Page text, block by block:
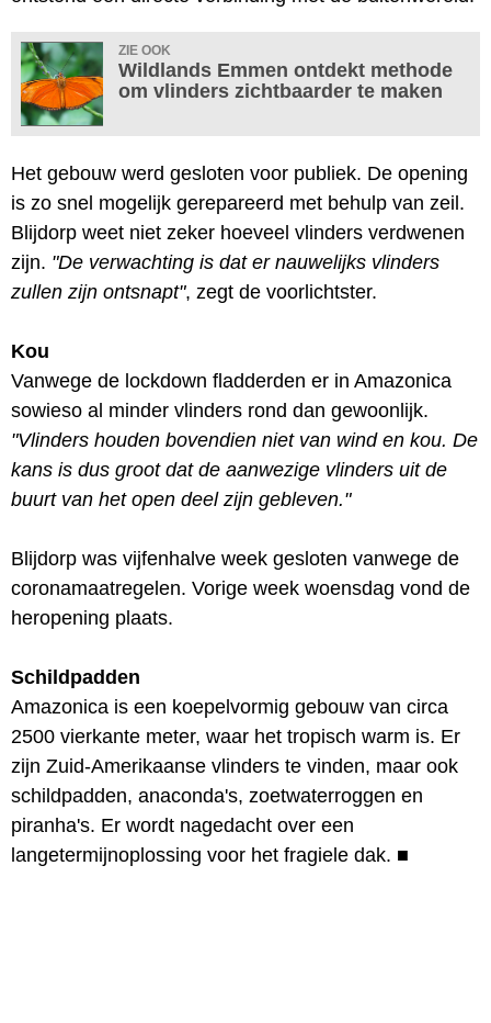
ZIE OOK
Wildlands Emmen ontdekt methode
om vlinders zichtbaarder te maken
Het gebouw werd gesloten voor publiek. De opening
is zo snel mogelijk gerepareerd met behulp van zeil.
Blijdorp weet niet zeker hoeveel vlinders verdwenen
zijn. "De verwachting is dat er nauwelijks vlinders
zullen zijn ontsnapt", zegt de voorlichtster.
Kou
Vanwege de lockdown fladderden er in Amazonica
sowieso al minder vlinders rond dan gewoonlijk.
"Vlinders houden bovendien niet van wind en kou. De
kans is dus groot dat de aanwezige vlinders uit de
buurt van het open deel zijn gebleven."
Blijdorp was vijfenhalve week gesloten vanwege de
coronamaatregelen. Vorige week woensdag vond de
heropening plaats.
Schildpadden
Amazonica is een koepelvormig gebouw van circa
2500 vierkante meter, waar het tropisch warm is. Er
zijn Zuid-Amerikaanse vlinders te vinden, maar ook
schildpadden, anaconda's, zoetwaterroggen en
piranha's. Er wordt nagedacht over een
langetermijnoplossing voor het fragiele dak. ■